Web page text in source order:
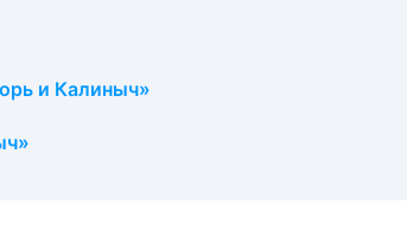
и Калиныч»